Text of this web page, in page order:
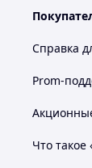
Справка
Prom-
Что такое